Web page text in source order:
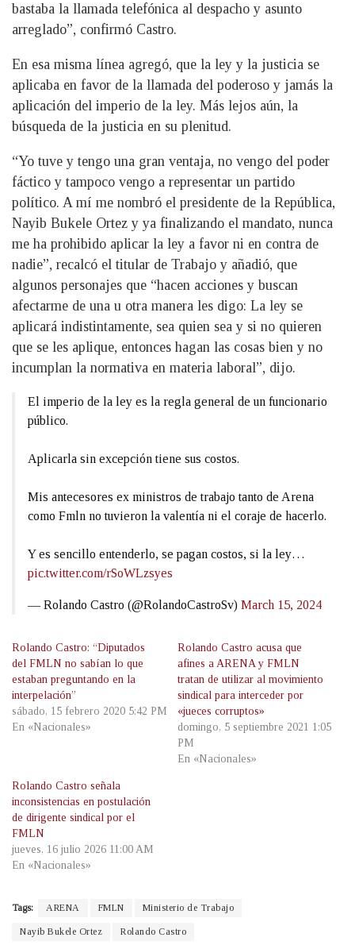
bastaba la llamada telefónica al despacho y asunto
arreglado”, confirmó Castro.
En esa misma línea agregó, que la ley y la justicia se
aplicaba en favor de la llamada del poderoso y jamás la
aplicación del imperio de la ley. Más lejos aún, la
búsqueda de la justicia en su plenitud.
“Yo tuve y tengo una gran ventaja, no vengo del poder
fáctico y tampoco vengo a representar un partido
político. A mí me nombró el presidente de la República,
Nayib Bukele Ortez y ya finalizando el mandato, nunca
me ha prohibido aplicar la ley a favor ni en contra de
nadie”, recalcó el titular de Trabajo y añadió, que
algunos personajes que “hacen acciones y buscan
afectarme de una u otra manera les digo: La ley se
aplicará indistintamente, sea quien sea y si no quieren
que se les aplique, entonces hagan las cosas bien y no
incumplan la normativa en materia laboral”, dijo.
El imperio de la ley es la regla general de un funcionario
público.
Aplicarla sin excepción tiene sus costos.
Mis antecesores ex ministros de trabajo tanto de Arena
como Fmln no tuvieron la valentía ni el coraje de hacerlo.
Y es sencillo entenderlo, se pagan costos, si la ley…
pic.twitter.com/rSoWLzsyes
— Rolando Castro (@RolandoCastroSv) March 15, 2024
Rolando Castro: “Diputados
del FMLN no sabían lo que
estaban preguntando en la
interpelación”
sábado, 15 febrero 2020 5:42 PM
En «Nacionales»
Rolando Castro acusa que
afines a ARENA y FMLN
tratan de utilizar al movimiento
sindical para interceder por
«jueces corruptos»
domingo, 5 septiembre 2021 1:05
PM
En «Nacionales»
Rolando Castro señala
inconsistencias en postulación
de dirigente sindical por el
FMLN
jueves, 16 julio 2026 11:00 AM
En «Nacionales»
Tags: ARENA FMLN Ministerio de Trabajo
Nayib Bukele Ortez Rolando Castro